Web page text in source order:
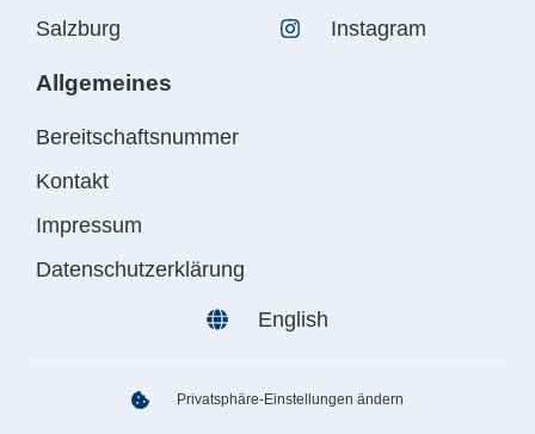
Salzburg
Instagram
Allgemeines
Bereitschaftsnummer
Kontakt
Impressum
Datenschutzerklärung
English
Privatsphäre-Einstellungen ändern